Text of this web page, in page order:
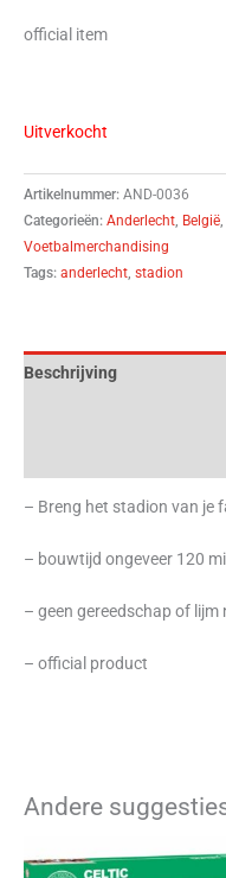
official item
Uitverkocht
Artikelnummer: AND-0036
Categorieën: Anderlecht, België,
Voetbalmerchandising
Tags: anderlecht, stadion
Beschrijving
– Breng het stadion van je
– bouwtijd ongeveer 120
– geen gereedschap of lijm
– official product
Andere